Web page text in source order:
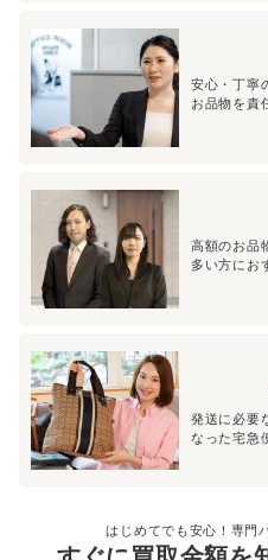
安心・丁寧
お品物を責
高額のお品
多い方にお
発送に必要
なった宅急
はじめてでも安心！専門